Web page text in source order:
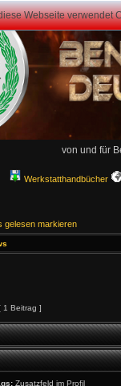
Webseite verwendet
von und für
Werkstatthandbücher
gelesen markieren
1 Beitrag ]
Zusatzfeld im Profil